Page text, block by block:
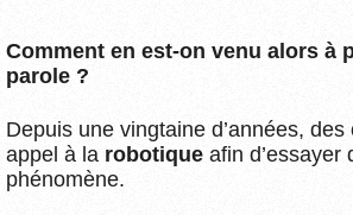
Comment en est-on venu alors à
parole ?
Depuis une vingtaine d’années,
appel à la robotique afin d’essayer
phénomène.